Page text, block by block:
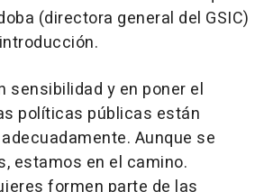
(directora general del GSIC)
sensibilidad y en poner el
políticas públicas están
Aunque se
estamos en el camino.